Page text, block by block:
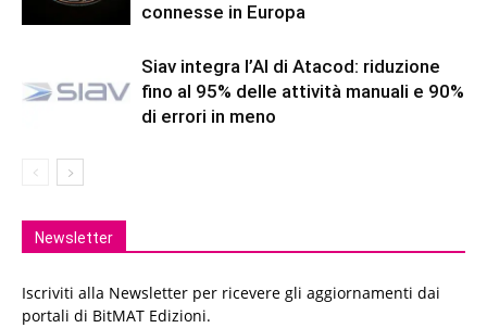
connesse in Europa
Siav integra l’AI di Atacod: riduzione
fino al 95% delle attività manuali e 90%
di errori in meno
Newsletter
Iscriviti alla Newsletter per ricevere gli aggiornamenti dai
portali di BitMAT Edizioni.